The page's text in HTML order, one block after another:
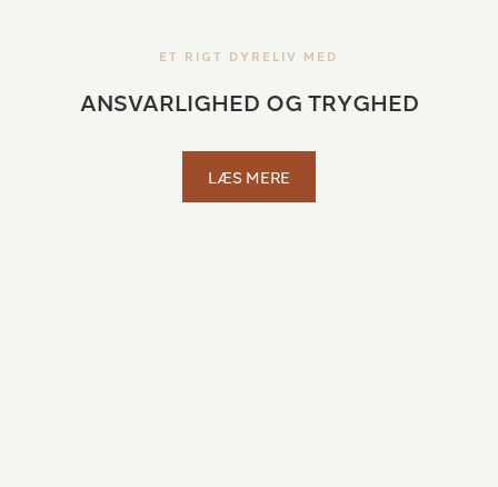
ET RIGT DYRELIV MED
ANSVARLIGHED OG TRYGHED
LÆS MERE